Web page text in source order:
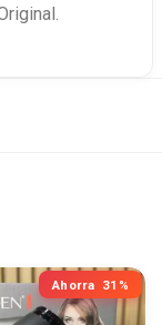
Ahorra 31%